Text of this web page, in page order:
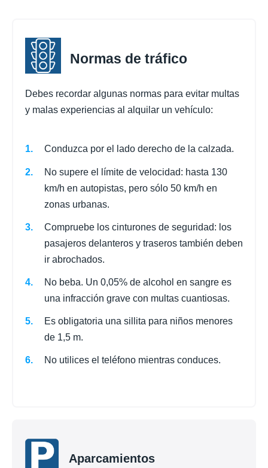
Normas de tráfico
Debes recordar algunas normas para evitar multas
y malas experiencias al alquilar un vehículo:
Conduzca por el lado derecho de la calzada.
No supere el límite de velocidad: hasta 130
km/h en autopistas, pero sólo 50 km/h en
zonas urbanas.
Compruebe los cinturones de seguridad: los
pasajeros delanteros y traseros también deben
ir abrochados.
No beba. Un 0,05% de alcohol en sangre es
una infracción grave con multas cuantiosas.
Es obligatoria una sillita para niños menores
de 1,5 m.
No utilices el teléfono mientras conduces.
Aparcamientos